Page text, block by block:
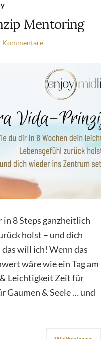
Mentoring
Kommentare
8 Steps ganzheitlich
holst – und dich
will ich! Wenn das
wäre wie ein Tag am
Leichtigkeit Zeit für
Gaumen & Seele … und